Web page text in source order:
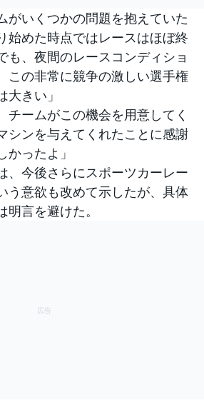
がいくつかの問題を抱えていた
始めた時点ではレースはほぼ終
も、夜間のレースコンディショ
この非常に競争の激しい選手権
大きい」
チームがこの機会を用意してく
シンを与えてくれたことに感謝
かったよ」
、今後さらにスポーツカーレー
う意欲も改めて示したが、具体
言を避けた。